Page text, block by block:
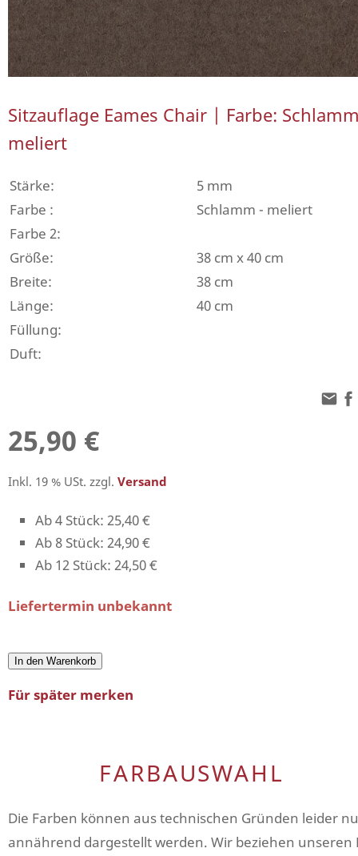
Sitzauflage Eames Chair | Farbe:
meliert
Stärke:
5 mm
Farbe :
Schlamm - meliert
Farbe 2:
Größe:
38 cm x 40 cm
Breite:
38 cm
Länge:
40 cm
Füllung:
Duft:
25,90 €
Inkl. 19 % USt. zzgl. Versand
Ab 4 Stück: 25,40 €
Ab 8 Stück: 24,90 €
Ab 12 Stück: 24,50 €
Liefertermin unbekannt
In den Warenkorb
Für später merken
FARBAUSWAHL
Die Farben können aus technischen Gründen leider
annährend dargestellt werden. Wir beziehen unseren